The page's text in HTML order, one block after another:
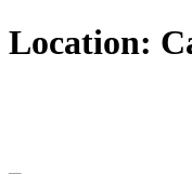
Location: